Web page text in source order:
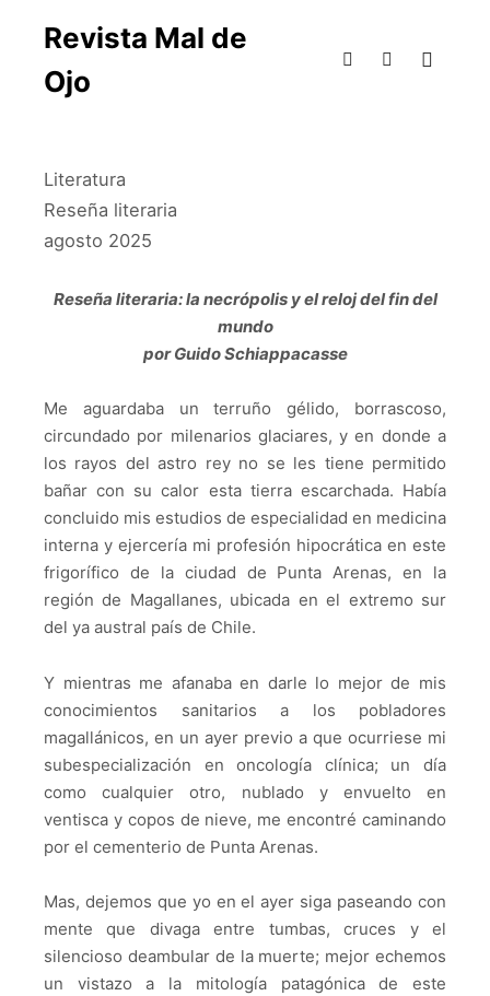
Revista Mal de
Ojo
Literatura
Reseña literaria
agosto 2025
Reseña literaria: la necrópolis y el reloj del fin del
mundo
por Guido Schiappacasse
Me aguardaba un terruño gélido, borrascoso,
circundado por milenarios glaciares, y en donde a
los rayos del astro rey no se les tiene permitido
bañar con su calor esta tierra escarchada. Había
concluido mis estudios de especialidad en medicina
interna y ejercería mi profesión hipocrática en este
frigorífico de la ciudad de Punta Arenas, en la
región de Magallanes, ubicada en el extremo sur
del ya austral país de Chile.
Y mientras me afanaba en darle lo mejor de mis
conocimientos sanitarios a los pobladores
magallánicos, en un ayer previo a que ocurriese mi
subespecialización en oncología clínica; un día
como cualquier otro, nublado y envuelto en
ventisca y copos de nieve, me encontré caminando
por el cementerio de Punta Arenas.
Mas, dejemos que yo en el ayer siga paseando con
mente que divaga entre tumbas, cruces y el
silencioso deambular de la muerte; mejor echemos
un vistazo a la mitología patagónica de este